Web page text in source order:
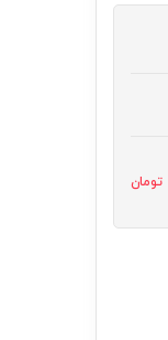
تومان